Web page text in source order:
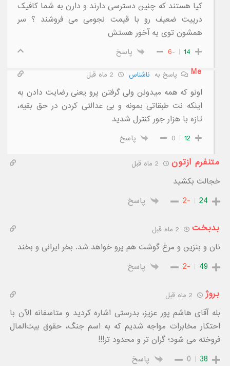
کیا هستند که چنین دسترسی دارند و دارن به شما کافیک
درپیت ضعیف رو با قیمت نجومی می فروشند ؟ سر
همشون توی یه آخور هستش
14
-6 پاسخ
Me پاسخ به ناشناس
اونو که همه میدونن ولی گرفتن پرو یعنی رضایت دادن به
اینکه نت طبقاتی بمونه و بی عدالتی کردن در حق بقیه،
تازه با هزار جور کنترل شدید
12
0 پاسخ
متنفرم ازتون
خجالت بکشید
24
-2 پاسخ
بدبخت
نان و بنزین و مرغ گوشت هم پرو خواهد شد. بخر ایرانی و بخند
49
-2 پاسخ
بروژ
بله آقای هاشم پور عزیز، بدرستی اشاره کردید و متاسفانه الآن با
احتکار مخابرات مواجه شدیم که به اسم جنگ، حقوق بیت‌المال
فروخته می شود؛ گران تر و محدود تر!!!
38
0 پاسخ